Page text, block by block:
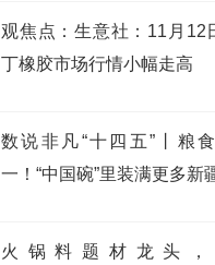
观焦点：生意社：11月12
丁橡胶市场行情小幅走高
数说非凡“十四五”丨粮
一！“中国碗”里装满更多新
火锅料题材龙头